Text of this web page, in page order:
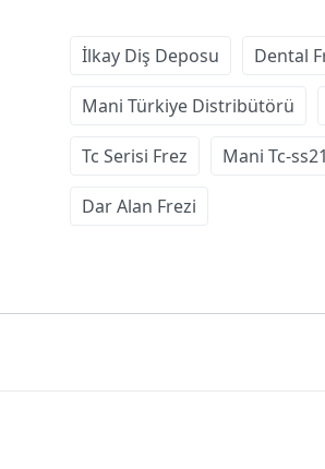
İlkay Diş Deposu Dental
Mani Türkiye Distribütörü
Tc Serisi Frez Mani Tc-ss21
Dar Alan Frezi